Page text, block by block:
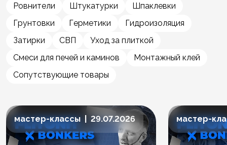
Ровнители
Штукатурки
Шпаклевки
Грунтовки
Герметики
Гидроизоляция
Затирки
СВП
Уход за плиткой
Смеси для печей и каминов
Монтажный клей
Сопутствующие товары
мастер-классы | 29.07.2026 мастер-